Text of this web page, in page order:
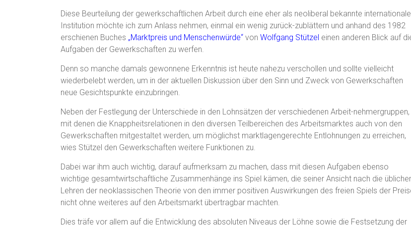
Diese Beurteilung der gewerkschaftlichen Arbeit durch eine eher als neoliberal bekannte internationale
Institution möchte ich zum Anlass nehmen, einmal ein wenig zurück-zublättern und anhand des 1982
erschienen Buches „Marktpreis und Menschenwürde“ von Wolfgang Stützel einen anderen Blick auf
Aufgaben der Gewerkschaften zu werfen.
Denn so manche damals gewonnene Erkenntnis ist heute nahezu verschollen und sollte vielleicht
wiederbelebt werden, um in der aktuellen Diskussion über den Sinn und Zweck von Gewerkschaften
neue Gesichtspunkte einzubringen.
Neben der Festlegung der Unterschiede in den Lohnsätzen der verschiedenen Arbeit-nehmergruppen,
mit denen die Knappheitsrelationen in den diversen Teilbereichen des Arbeitsmarktes auch von den
Gewerkschaften mitgestaltet werden, um möglichst marktlagengerechte Entlohnungen zu erreichen,
wies Stützel den Gewerkschaften weitere Funktionen zu.
Dabei war ihm auch wichtig, darauf aufmerksam zu machen, dass mit diesen Aufgaben ebenso
wichtige gesamtwirtschaftliche Zusammenhänge ins Spiel kämen, die seiner Ansicht nach die
Lehren der neoklassischen Theorie von den immer positiven Auswirkungen des freien Spiels der
nicht ohne weiteres auf den Arbeitsmarkt übertragbar machten.
Dies träfe vor allem auf die Entwicklung des absoluten Niveaus der Löhne sowie die Festsetzung der